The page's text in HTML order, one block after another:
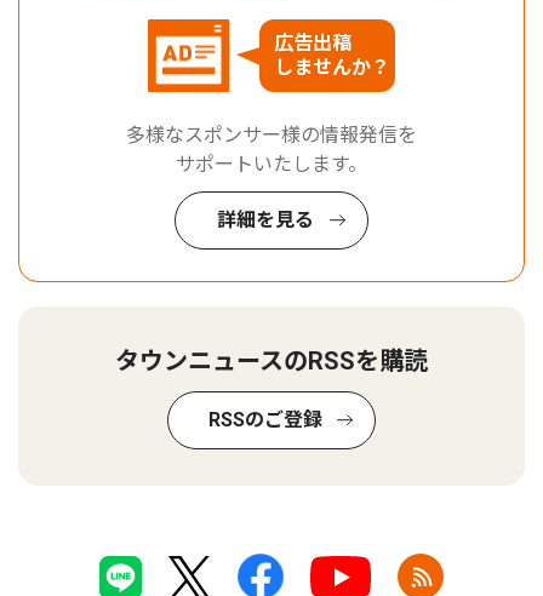
広告出稿
しませんか？
多様なスポンサー様の情報発信を
サポートいたします。
詳細を見る
タウンニュースのRSSを購読
RSSのご登録